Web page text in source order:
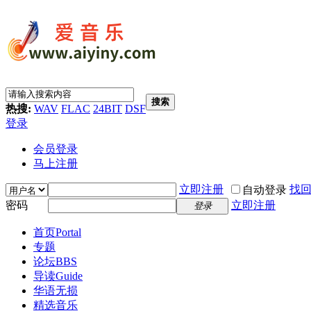
热搜: WAV FLAC 24BIT DSF
搜索
登录
会员登录
马上注册
立即注册 自动登录 找
密码
登录 立即注册
首页Portal
专题
论坛BBS
导读Guide
华语无损
精选音乐